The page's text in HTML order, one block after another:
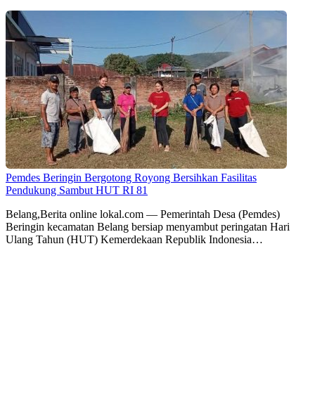
Pemdes Beringin Bergotong Royong Bersihkan Fasilitas
Pendukung Sambut HUT RI 81
Belang,Berita online lokal.com — Pemerintah Desa (Pemdes)
Beringin kecamatan Belang bersiap menyambut peringatan Hari
Ulang Tahun (HUT) Kemerdekaan Republik Indonesia…